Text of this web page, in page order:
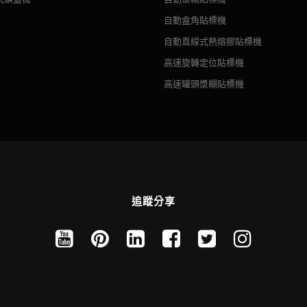
標機旨在實現合理的生產目標。 貼標過程自動化，操作簡單，生產速
容器貼標，可整周半週貼標。 可選配色帶打碼機和打印機，貼標同時
自動盒角貼標機
自動直線式熱熔膠貼標機
高速旋轉定位貼標機
高速罐頭漿糊貼標機
追蹤分享